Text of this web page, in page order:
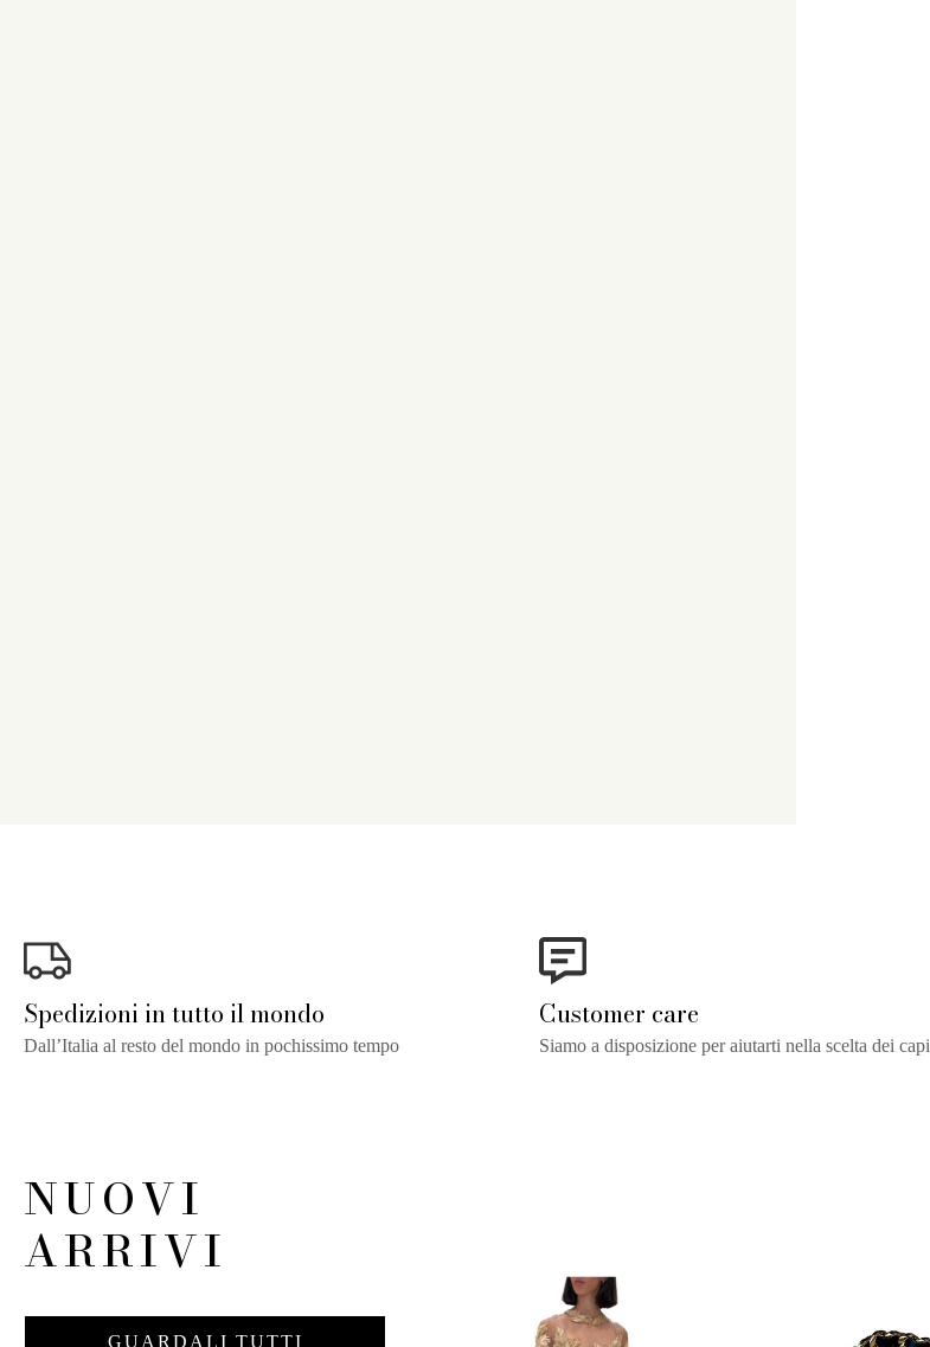
Spedizioni in tutto il mondo
Dall’Italia al resto del mondo in pochissimo tempo
Customer care
Siamo a disposizione per aiutarti nella scelta dei capi
NUOVI
ARRIVI
GUARDALI TUTTI
NON DISPONIBILE